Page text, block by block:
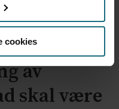
cookies
av
skal være